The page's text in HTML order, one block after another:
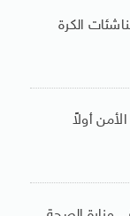
الكرة
أولاً